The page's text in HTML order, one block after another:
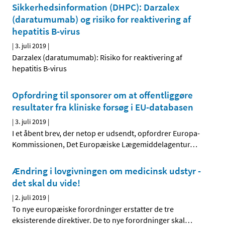
Sikkerhedsinformation (DHPC): Darzalex
(daratumumab) og risiko for reaktivering af
hepatitis B-virus
|3. juli 2019 |
Darzalex (daratumumab): Risiko for reaktivering af
hepatitis B-virus
Opfordring til sponsorer om at offentliggøre
resultater fra kliniske forsøg i EU-databasen
|3. juli 2019 |
I et åbent brev, der netop er udsendt, opfordrer Europa-
Kommissionen, Det Europæiske Lægemiddelagentur…
Ændring i lovgivningen om medicinsk udstyr -
det skal du vide!
|2. juli 2019 |
To nye europæiske forordninger erstatter de tre
eksisterende direktiver. De to nye forordninger skal…